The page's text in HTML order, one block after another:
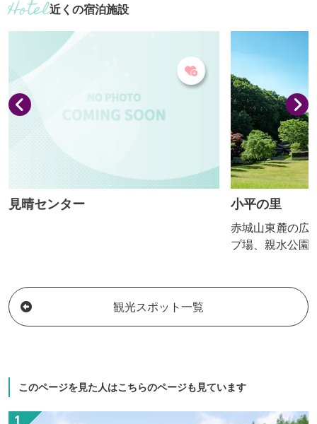
菜とし醤油ベースの汁で煮込んだり、
様々なスタイルで味わえます。
ショコラノアの
近くの宿泊施設
見晴センター 小平の里
赤城山東麓の広
プ場、親水公園
でき、１日楽しむ
ンプ場 大小の
貸テント、バー
め、水遊びに最
るすべり台や複
観光スポット一覧
このページを見た人はこちらのページも見ています